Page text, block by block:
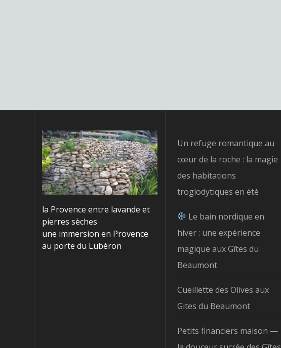
la Provence entre lavande et
pierres sèches
une immersion en Provence
au porte du Lubéron
Un refuge romantique au
cœur de la roche : la magie
des habitations
troglodytiques en été
Le bain nordique en
hiver : une expérience
magique aux Gîtes du
Beaumont
Cueillette des Olives aux
Gites du Beaumont
Petits financiers maison —